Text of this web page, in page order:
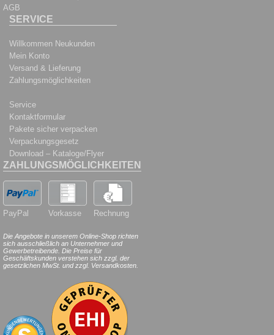
AGB
SERVICE
Willkommen Neukunden
Mein Konto
Versand & Lieferung
Zahlungsmöglichkeiten
Service
Kontaktformular
Pakete sicher verpacken
Verpackungsgesetz
Download – Kataloge/Flyer
ZAHLUNGSMÖGLICHKEITEN
PayPal Vorkasse Rechnung
Die Angebote in unserem Online-Shop richten
sich ausschließlich an Unternehmer und
Gewerbetreibende. Die Preise für
Geschäftskunden verstehen sich zzgl. der
gesetzlichen MwSt. und zzgl. Versandkosten.